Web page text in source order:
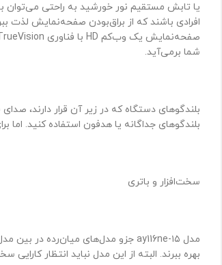
یا تابش مستقیم نور خورشید به راحتی می‌توان
افرادی باشند که از براق‌بودن صفحه‌نمایش
شما برمی‌آید.
بلندگوهای دستگاه که در زیر آن قرار دارند،
بلندگوهای جداگانه یا هدفون استفاده کنید.
سخت‌افزار و باتری
بهره ببرند. البته از این مدل نباید انتظار